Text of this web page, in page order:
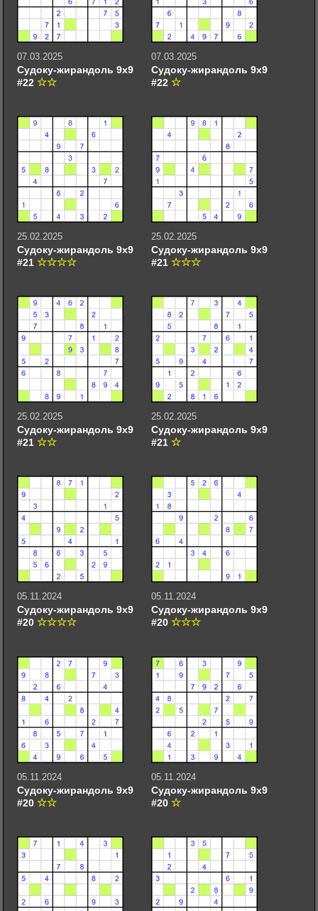
07.03.2025
Судоку-жирандоль 9х9
#22
07.03.2025
Судоку-жирандоль 9х9
#22
25.02.2025
Судоку-жирандоль 9х9
#21
25.02.2025
Судоку-жирандоль 9х9
#21
25.02.2025
Судоку-жирандоль 9х9
#21
25.02.2025
Судоку-жирандоль 9х9
#21
05.11.2024
Судоку-жирандоль 9х9
#20
05.11.2024
Судоку-жирандоль 9х9
#20
05.11.2024
Судоку-жирандоль 9х9
#20
05.11.2024
Судоку-жирандоль 9х9
#20